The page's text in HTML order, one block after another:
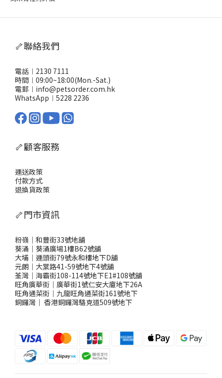
🦴聯絡我們
電話︱2130 7111
時間︱09:00~18:00(Mon.-Sat.)
電郵︱info@petsorder.com.hk
WhatsApp︱ 5228 2236
🦴顧客服務
運送政策
付款方式
退換貨政策
🦴門市資訊
粉嶺｜和豐街33號地舖
葵涌｜葵涌廣場1樓B62號舖
大埔｜運頭街79號永和樓地下D舖
元朗｜大棠路41-59號地下4號舖
荃灣｜海霸街108-114號地下E1#108號舖
旺角廣華街｜廣華街1號仁安大廈地下26A
旺角通菜街｜九龍旺角通菜街161號地下
銅鑼灣 ｜ 香港銅鑼灣駱克道509號地下